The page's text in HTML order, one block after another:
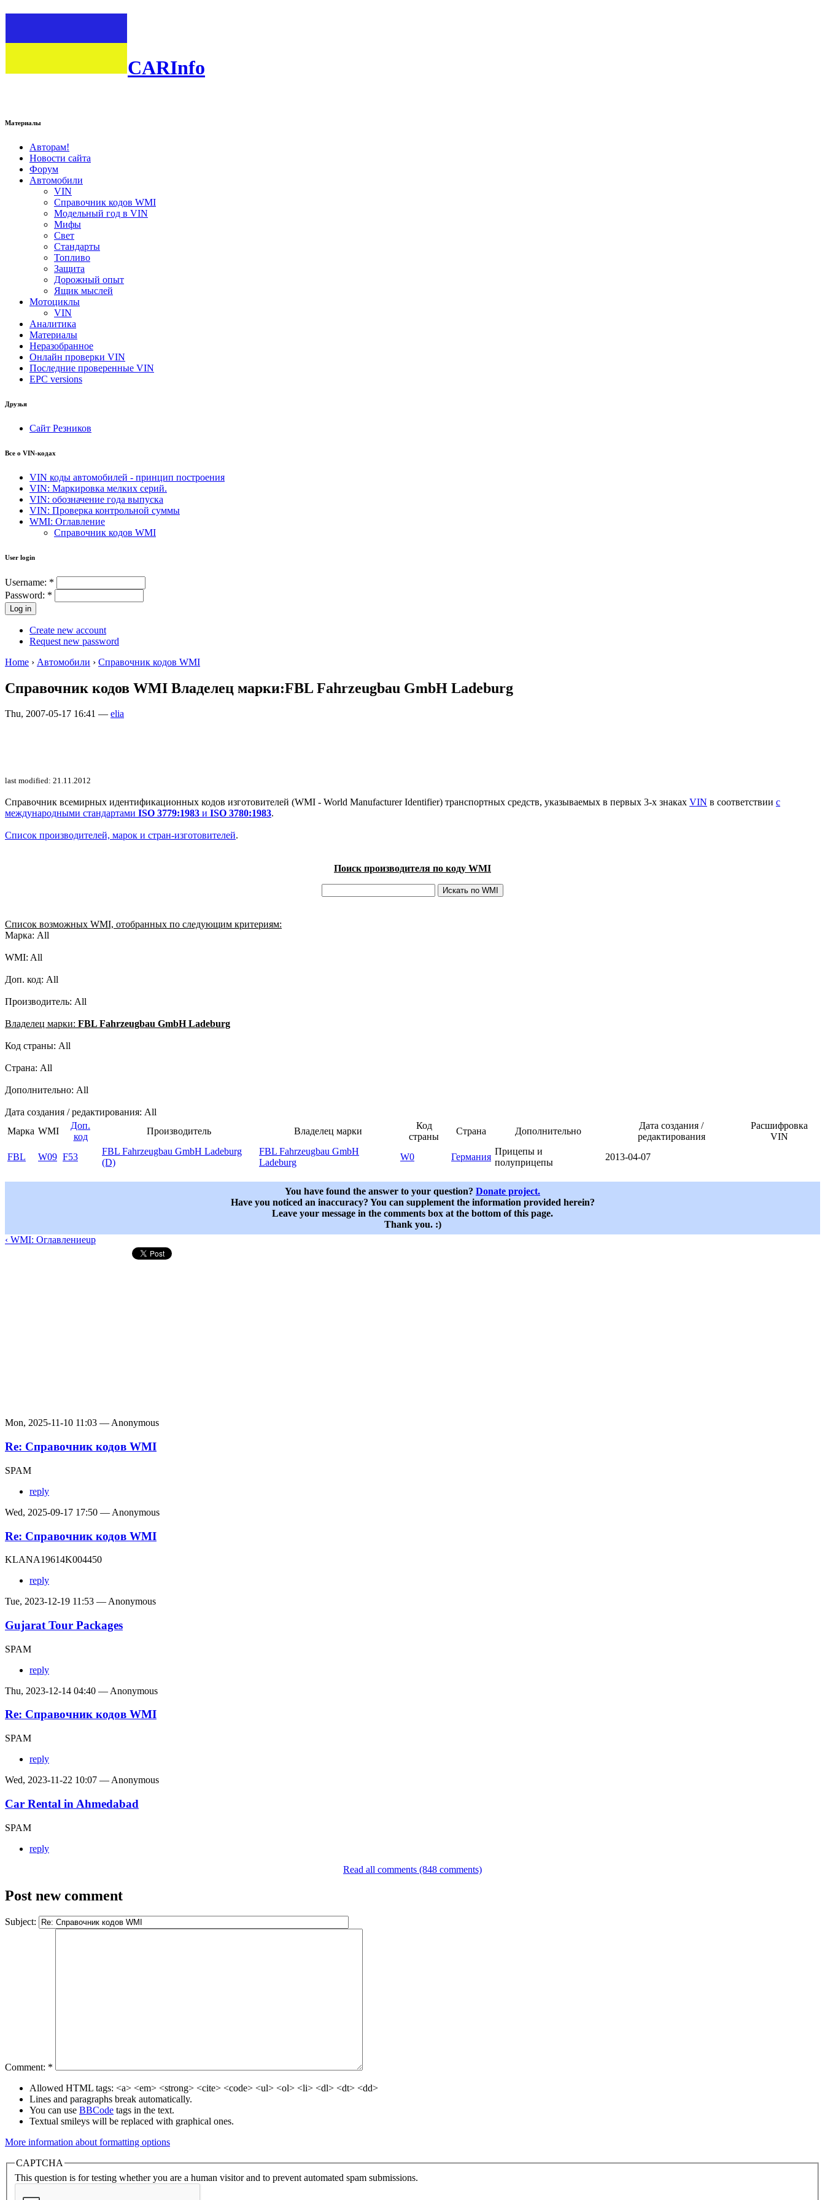
CARInfo
Материалы
Авторам!
Новости сайта
Форум
Автомобили
VIN
Справочник кодов WMI
Модельный год в VIN
Мифы
Свет
Стандарты
Топливо
Защита
Дорожный опыт
Ящик мыслей
Мотоциклы
VIN
Аналитика
Материалы
Неразобранное
Онлайн проверки VIN
Последние проверенные VIN
EPC versions
Друзья
Сайт Резников
Все о VIN-кодах
VIN коды автомобилей - принцип построения
VIN: Маркировка мелких серий.
VIN: обозначение года выпуска
VIN: Проверка контрольной суммы
WMI: Оглавление
Справочник кодов WMI
User login
Username: *
Password: *
Create new account
Request new password
Home › Автомобили › Справочник кодов WMI
Справочник кодов WMI Владелец марки:FBL Fahrzeugbau GmbH Ladeburg
Thu, 2007-05-17 16:41 — elia
last modified: 21.11.2012
Справочник всемирных идентификационных кодов изготовителей (WMI - World Manufacturer Identifier) транспортных средств, указываемых в первых 3-х знаках VIN в соответствии с
международными стандартами ISO 3779:1983 и ISO 3780:1983.
Список производителей, марок и стран-изготовителей.
Поиск производителя по коду WMI
Список возможных WMI, отобранных по следующим критериям:
Марка: All
WMI: All
Доп. код: All
Производитель: All
Владелец марки: FBL Fahrzeugbau GmbH Ladeburg
Код страны: All
Страна: All
Дополнительно: All
Дата создания / редактирования: All
Марка WMI
Доп.
код
Производитель Владелец марки
Код
страны
Страна Дополнительно
Дата создания /
редактирования
Расшифровка
VIN
FBL
W09 F53
FBL Fahrzeugbau GmbH Ladeburg
(D)
FBL Fahrzeugbau GmbH
Ladeburg
W0 Германия
Прицепы и
полуприцепы
2013-04-07
You have found the answer to your question? Donate project.
Have you noticed an inaccuracy? You can supplement the information provided herein?
Leave your message in the comments box at the bottom of this page.
Thank you. :)
‹ WMI: Оглавлениеup
Mon, 2025-11-10 11:03 — Anonymous
Re: Справочник кодов WMI
SPAM
reply
Wed, 2025-09-17 17:50 — Anonymous
Re: Справочник кодов WMI
KLANA19614K004450
reply
Tue, 2023-12-19 11:53 — Anonymous
Gujarat Tour Packages
SPAM
reply
Thu, 2023-12-14 04:40 — Anonymous
Re: Справочник кодов WMI
SPAM
reply
Wed, 2023-11-22 10:07 — Anonymous
Car Rental in Ahmedabad
SPAM
reply
Read all comments (848 comments)
Post new comment
Subject:
Comment: *
Allowed HTML tags: <a> <em> <strong> <cite> <code> <ul> <ol> <li> <dl> <dt> <dd>
Lines and paragraphs break automatically.
You can use BBCode tags in the text.
Textual smileys will be replaced with graphical ones.
More information about formatting options
CAPTCHA
This question is for testing whether you are a human visitor and to prevent automated spam submissions.